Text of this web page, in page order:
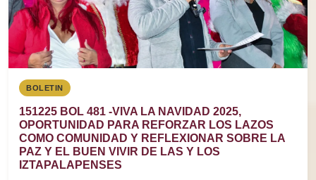
BOLETIN
151225 BOL 481 -VIVA LA NAVIDAD 2025,
OPORTUNIDAD PARA REFORZAR LOS LAZOS
COMO COMUNIDAD Y REFLEXIONAR SOBRE LA
PAZ Y EL BUEN VIVIR DE LAS Y LOS
IZTAPALAPENSES